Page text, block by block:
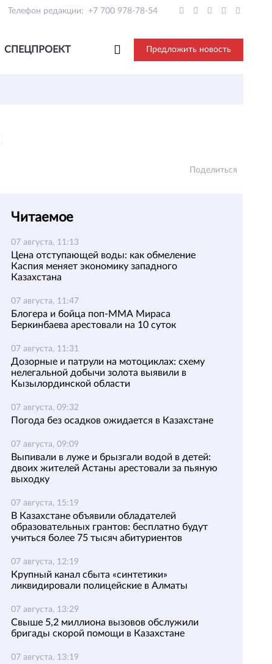
Телефон редакции: +7 700 978-78-54
СПЕЦПРОЕКТ Предложить новость
Поделиться
Читаемое
07 августа, 11:13
Цена отступающей воды: как обмеление
Каспия меняет экономику западного
Казахстана
07 августа, 11:47
Блогера и бойца поп-ММА Мираса
Беркинбаева арестовали на 10 суток
07 августа, 11:31
Дозорные и патрули на мотоциклах: схему
нелегальной добычи золота выявили в
Кызылординской области
07 августа, 09:32
Погода без осадков ожидается в Казахстане
07 августа, 09:09
Выпивали в луже и брызгали водой в детей:
двоих жителей Астаны арестовали за пьяную
выходку
07 августа, 15:19
В Казахстане объявили обладателей
образовательных грантов: бесплатно будут
учиться более 75 тысяч абитуриентов
07 августа, 12:19
Крупный канал сбыта «синтетики»
ликвидировали полицейские в Алматы
07 августа, 13:29
Свыше 5,2 миллиона вызовов обслужили
бригады скорой помощи в Казахстане
07 августа, 13:19